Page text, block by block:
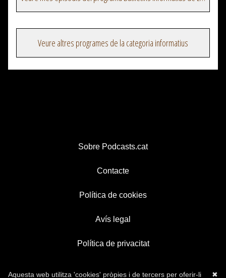
Veure altres programes de la categoria informatius
Sobre Podcasts.cat
Contacte
Política de cookies
Avís legal
Política de privacitat
✖
Aquesta web utilitza 'cookies' pròpies i de tercers per oferir-li